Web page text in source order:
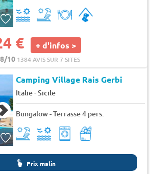
€ + d'infos >
10 1384 AVIS SUR 7 SITES
Camping Village Rais Gerbi
Italie-Sicile
Bungalow - Terrasse 4 pers.
Prix malin